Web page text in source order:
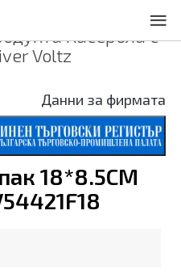
Касерола с
Voltz
Данни за фирмата
18*8.5CM
продукти